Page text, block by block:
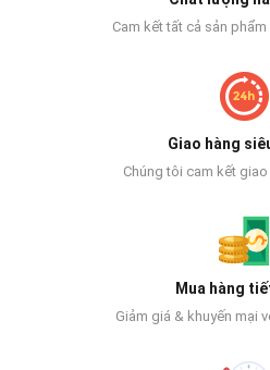
Cam kết tất cả sản
Giao hàng
Chúng tôi cam kết
Mua hàng
Giảm giá & khuyến mại